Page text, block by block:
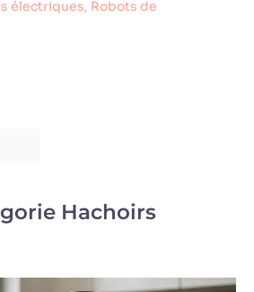
électriques, Robots de
Hachoirs